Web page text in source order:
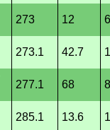
273 12
273.1 42.7
277.1 68
285.1 13.6